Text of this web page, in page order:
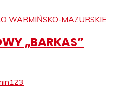
WARMIŃSKO-MAZURSKIE
„BARKAS”